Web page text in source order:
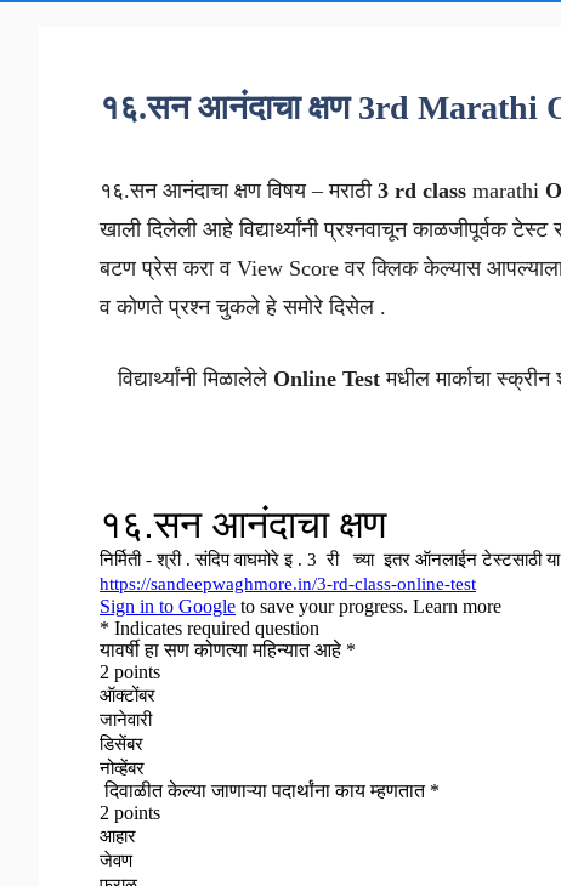
१६.सन आनंदाचा क्षण 3rd Marathi
१६.सन आनंदाचा क्षण विषय – मराठी 3 rd class marathi
खाली दिलेली आहे विद्यार्थ्यांनी प्रश्नवाचून काळजीपूर्वक टेस्ट
बटण प्रेस करा व View Score वर क्लिक केल्यास
व कोणते प्रश्न चुकले हे समोरे दिसेल .
विद्यार्थ्यांनी मिळालेले Online Test मधील मार्काचा स्क्रीन